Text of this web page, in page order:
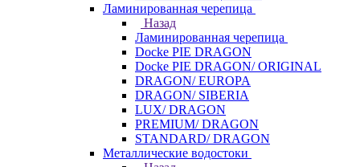
Ламинированная черепица
Назад
Ламинированная черепица
Docke PIE DRAGON
Docke PIE DRAGON/ ORIGINAL
DRAGON/ EUROPA
DRAGON/ SIBERIA
LUX/ DRAGON
PREMIUM/ DRAGON
STANDARD/ DRAGON
Металлические водостоки